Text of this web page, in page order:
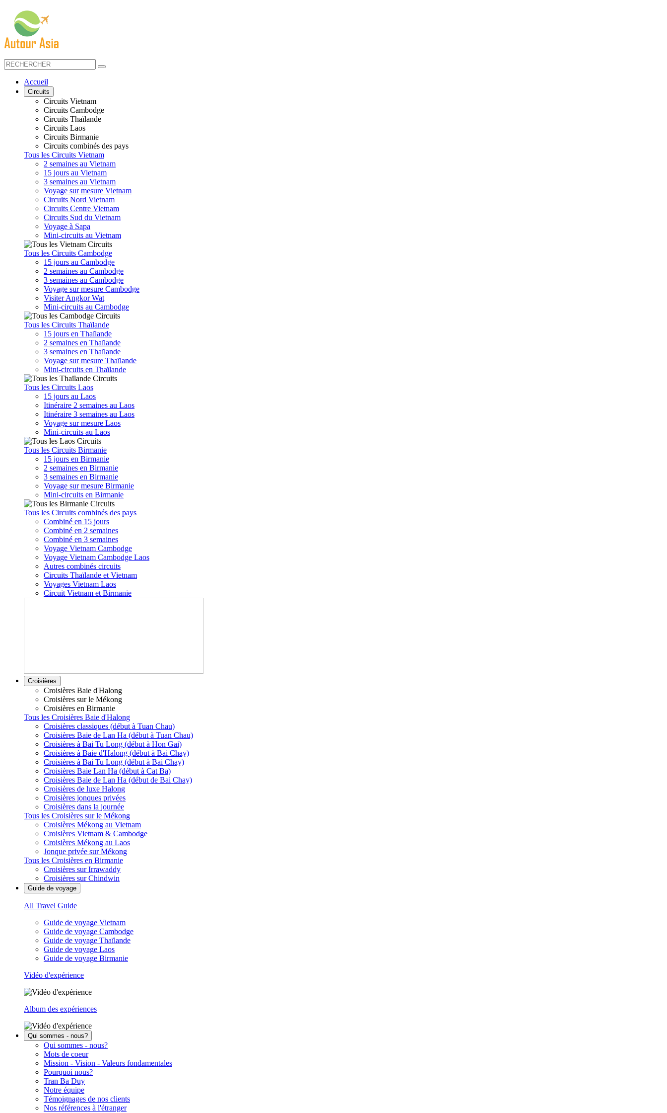
Accueil
Circuits
Circuits Vietnam
Circuits Cambodge
Circuits Thaïlande
Circuits Laos
Circuits Birmanie
Circuits combinés des pays
Tous les Circuits Vietnam
2 semaines au Vietnam
15 jours au Vietnam
3 semaines au Vietnam
Voyage sur mesure Vietnam
Circuits Nord Vietnam
Circuits Centre Vietnam
Circuits Sud du Vietnam
Voyage à Sapa
Mini-circuits au Vietnam
Tous les Circuits Cambodge
15 jours au Cambodge
2 semaines au Cambodge
3 semaines au Cambodge
Voyage sur mesure Cambodge
Visiter Angkor Wat
Mini-circuits au Cambodge
Tous les Circuits Thaïlande
15 jours en Thaïlande
2 semaines en Thaïlande
3 semaines en Thaïlande
Voyage sur mesure Thaïlande
Mini-circuits en Thaïlande
Tous les Circuits Laos
15 jours au Laos
Itinéraire 2 semaines au Laos
Itinéraire 3 semaines au Laos
Voyage sur mesure Laos
Mini-circuits au Laos
Tous les Circuits Birmanie
15 jours en Birmanie
2 semaines en Birmanie
3 semaines en Birmanie
Voyage sur mesure Birmanie
Mini-circuits en Birmanie
Tous les Circuits combinés des pays
Combiné en 15 jours
Combiné en 2 semaines
Combiné en 3 semaines
Voyage Vietnam Cambodge
Voyage Vietnam Cambodge Laos
Autres combinés circuits
Circuits Thaïlande et Vietnam
Voyages Vietnam Laos
Circuit Vietnam et Birmanie
Croisières
Croisières Baie d'Halong
Croisières sur le Mékong
Croisières en Birmanie
Tous les Croisières Baie d'Halong
Croisières classiques (début à Tuan Chau)
Croisières Baie de Lan Ha (début à Tuan Chau)
Croisières à Bai Tu Long (début à Hon Gai)
Croisières à Baie d'Halong (début à Bai Chay)
Croisières à Bai Tu Long (début à Bai Chay)
Croisières Baie Lan Ha (début à Cat Ba)
Croisières Baie de Lan Ha (début de Bai Chay)
Croisières de luxe Halong
Croisières jonques privées
Croisières dans la journée
Tous les Croisières sur le Mékong
Croisières Mékong au Vietnam
Croisières Vietnam & Cambodge
Croisières Mékong au Laos
Jonque privée sur Mékong
Tous les Croisières en Birmanie
Croisières sur Irrawaddy
Croisières sur Chindwin
Guide de voyage
All Travel Guide
Guide de voyage Vietnam
Guide de voyage Cambodge
Guide de voyage Thaïlande
Guide de voyage Laos
Guide de voyage Birmanie
Vidéo d'expérience
Album des expériences
Qui sommes - nous?
Qui sommes - nous?
Mots de coeur
Mission - Vision - Valeurs fondamentales
Pourquoi nous?
Tran Ba Duy
Notre équipe
Témoignages de nos clients
Nos références à l'étranger